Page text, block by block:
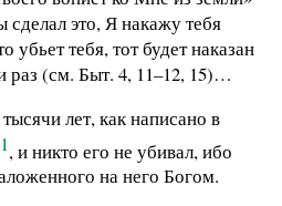
сделал это, Я накажу тебя
убьет тебя, тот будет наказан
(см. Быт. 4, 11–12, 15)…
лет, как написано в
1, и никто его не убивал, ибо
на него Богом.